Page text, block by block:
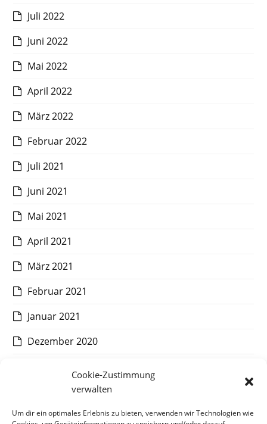
Cookie-Zustimmung
verwalten
Um dir ein optimales Erlebnis zu bieten, verwenden wir Technologien wie
Juli 2022
Juni 2022
Mai 2022
April 2022
März 2022
Februar 2022
Juli 2021
Juni 2021
Mai 2021
April 2021
März 2021
Februar 2021
Januar 2021
Dezember 2020
Oktober 2020
September 2020